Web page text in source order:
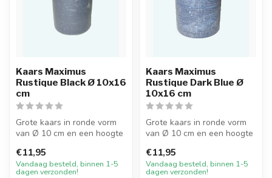
Kaars Maximus
Rustique Black Ø 10x16
cm
Grote kaars in ronde vorm
van Ø 10 cm en een hoogte
hee...
€11,95
Vandaag besteld, binnen 1-5
dagen verzonden!
Kaars Maximus
Rustique Dark Blue Ø
10x16 cm
Grote kaars in ronde vorm
van Ø 10 cm en een hoogte
hee...
€11,95
Vandaag besteld, binnen 1-5
dagen verzonden!